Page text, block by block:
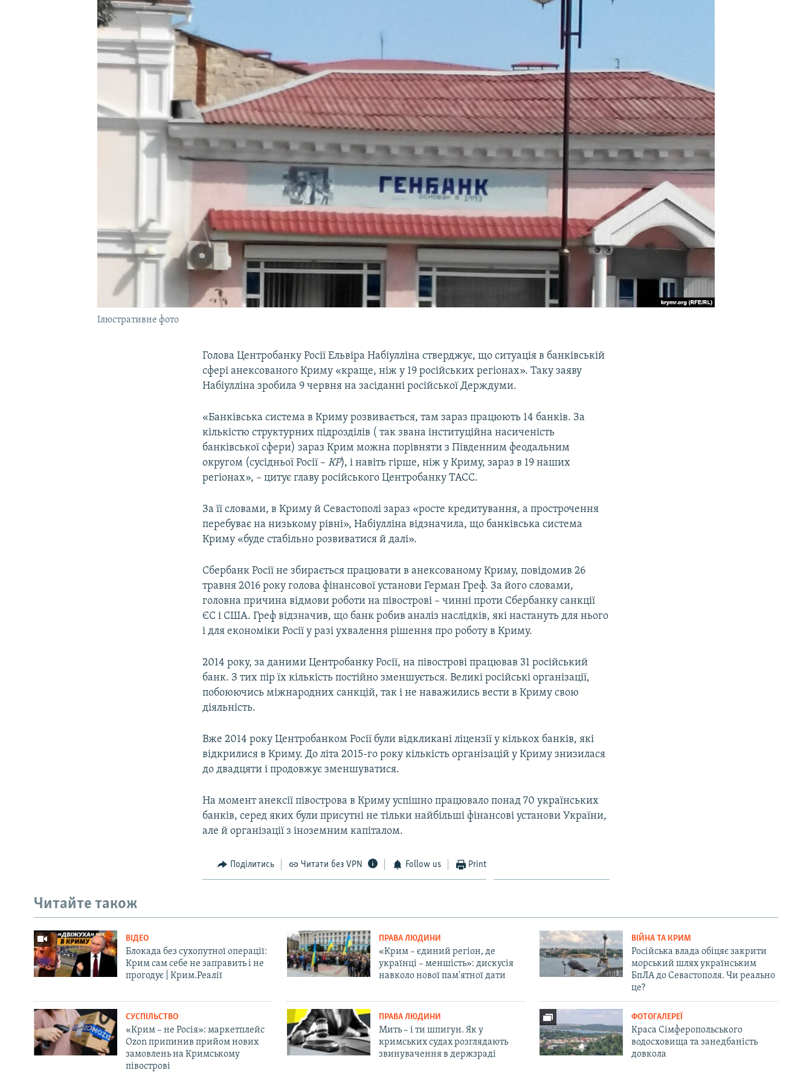
УКРАЇНСЬКА ПРОБЛЕМА КРИМУ
Ілюстративне фото
Голова Центробанку Росії Ельвіра Набіулліна стверджує, що ситуація в банківській
сфері анексованого Криму «краще, ніж у 19 російських регіонах». Таку заяву
Набіулліна зробила 9 червня на засіданні російської Держдуми.
«Банківська система в Криму розвивається, там зараз працюють 14 банків. За
кількістю структурних підрозділів ( так звана інституційна насиченість
банківської сфери) зараз Крим можна порівняти з Південним феодальним
округом (сусідньої Росії –КР), і навіть гірше, ніж у Криму, зараз в 19 наших
регіонах», – цитує главу російського Центробанку ТАСС.
За її словами, в Криму й Севастополі зараз «росте кредитування, а прострочення
перебуває на низькому рівні», Набіулліна відзначила, що банківська система
Криму «буде стабільно розвиватися й далі».
Сбербанк Росії не збирається працювати в анексованому Криму, повідомив 26
травня 2016 року голова фінансової установи Герман Греф. За його словами,
головна причина відмови роботи на півострові – чинні проти Сбербанку санкції
ЄС і США. Греф відзначив, що банк робив аналіз наслідків, які настануть для нього
і для економіки Росії у разі ухвалення рішення про роботу в Криму.
2014 року, за даними Центробанку Росії, на півострові працював 31 російський
банк. З тих пір їх кількість постійно зменшується. Великі російські організації,
побоюючись міжнародних санкцій, так і не наважились вести в Криму свою
діяльність.
Вже 2014 року Центробанком Росії були відкликані ліцензії у кількох банків, які
відкрилися в Криму. До літа 2015-го року кількість організацій у Криму знизилася
до двадцяти і продовжує зменшуватися.
На момент анексії півострова в Криму успішно працювало понад 70 українських
банків, серед яких були присутні не тільки найбільші фінансові установи України,
але й організації з іноземним капіталом.
Поділитись Читати без VPN Follow us Print
Читайте також
ВІДЕО
Блокада без сухопутної операції:
Крим сам себе не заправить і не
прогодує | Крим.Реалії
ПРАВА ЛЮДИНИ
«Крим – єдиний регіон, де
українці – меншість»: дискусія
навколо нової пам'ятної дати
ВІЙНА ТА КРИМ
Російська влада обіцяє закрити
морський шлях українським
БпЛА до Севастополя. Чи реально
це?
СУСПІЛЬСТВО
«Крим – не Росія»: маркетплейс
Ozon припинив прийом нових
замовлень на Кримському
півострові
ПРАВА ЛЮДИНИ
Мить – і ти шпигун. Як у
кримських судах розглядають
звинувачення в держзраді
ФОТОГАЛЕРЕЇ
Краса Сімферопольського
водосховища та занедбаність
довкола